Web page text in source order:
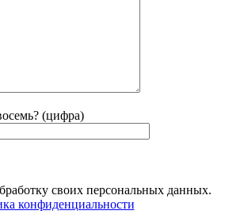
(цифра)
своих персональных данных.
конфиденциальности